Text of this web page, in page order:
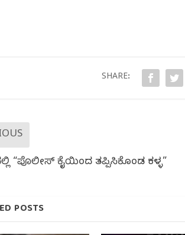
o p mSHARE:
“ಪೊಲೀಸ್ ಕೈಯಿಂದ ತಪ್ಪಿಸಿಕೊಂಡ ಕಳ್ಳ”
POSTS